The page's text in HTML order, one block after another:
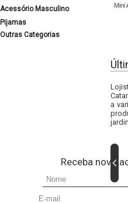
Acessório Masculino
Pijamas
Outras Categorias
Mini
a
Receba